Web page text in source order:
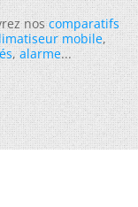
noscomparatifs
mobile,
,alarme...